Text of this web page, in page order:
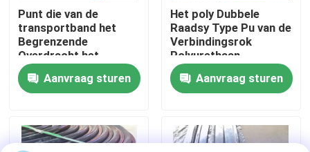
Contacteer ons
nieuws
Alumina Ceramische Voering
Punt die van de
transportband het
Begrenzende
Overdracht het
Dubbele
Verbindingspolyurethaan
Begrenzen verzegelen
Aanvraag sturen
Het poly Dubbele
Raadsy Type Pu van de
Verbindingsrok
Polyurethaan
Begrenzen
Aanvraag sturen